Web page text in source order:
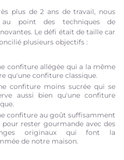
plus de 2 ans de travail, nous
point des techniques de
Le défi était de taille car
plusieurs objectifs :
confiture allégée qui a la même
qu'une confiture classique.
confiture moins sucrée qui se
aussi bien qu'une confiture
confiture au goût suffisamment
pour rester gourmande avec des
originaux qui font la
de notre maison.